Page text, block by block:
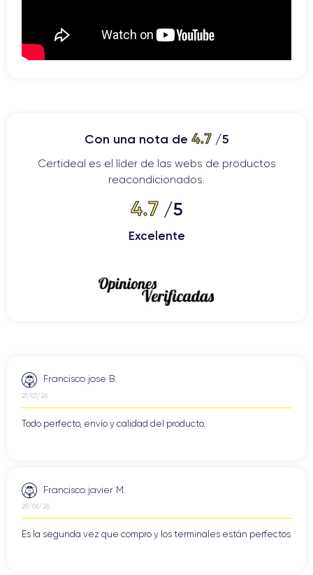
Con una nota de 4.7/5
Certideal es el líder de las webs de productos
reacondicionados.
4.7/5
Excelente
Francisco jose B.
21/07/26
Todo perfecto, envío y calidad del producto.
Francisco javier M.
29/06/26
Es la segunda vez que compro y los terminales están perfectos